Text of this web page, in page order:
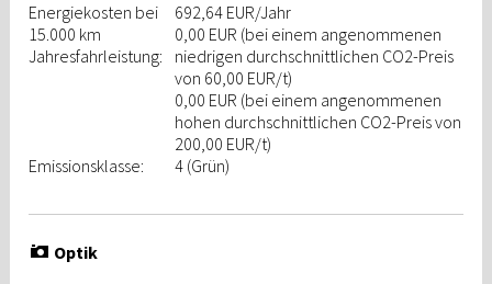
Energiekosten bei
15.000 km
Jahresfahrleistung:
692,64 EUR/Jahr
0,00 EUR (bei einem angenommenen
niedrigen durchschnittlichen CO2-Preis
von 60,00 EUR/t)
0,00 EUR (bei einem angenommenen
hohen durchschnittlichen CO2-Preis von
200,00 EUR/t)
Emissionsklasse:
4 (Grün)
Optik